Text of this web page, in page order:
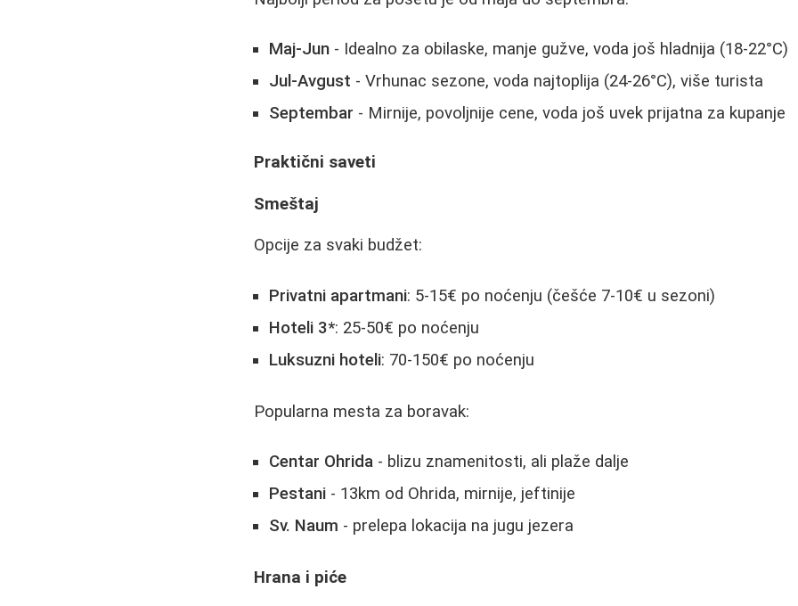
Maj-Jun - Idealno za obilaske, manje gužve, voda još hladnija (18-22°C)
Jul-Avgust - Vrhunac sezone, voda najtoplija (24-26°C), više turista
Septembar - Mirnije, povoljnije cene, voda još uvek prijatna za kupanje
Praktični saveti
Smeštaj
Opcije za svaki budžet:
Privatni apartmani: 5-15€ po noćenju (češće 7-10€ u sezoni)
Hoteli 3*: 25-50€ po noćenju
Luksuzni hoteli: 70-150€ po noćenju
Popularna mesta za boravak:
Centar Ohrida - blizu znamenitosti, ali plaže dalje
Pestani - 13km od Ohrida, mirnije, jeftinije
Sv. Naum - prelepa lokacija na jugu jezera
Hrana i piće